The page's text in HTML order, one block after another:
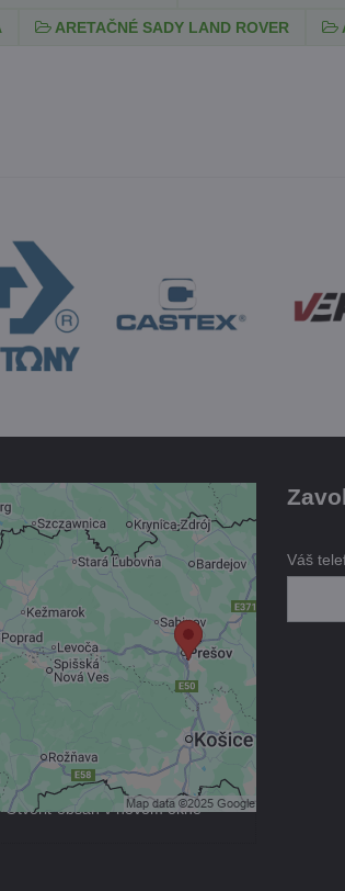
ARETAČNÉ SADY LAND ROVER
Externý obsah je
blokovaný Voľbami
si načítať externý obsah?
Povoliť tentokrát
a zapamätať - súhlas s
druhom cookie: Funkčné
Otvoriť obsah v novom okne
Váš